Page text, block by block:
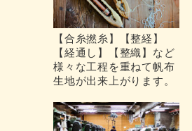
【合糸撚糸】【整経】
【経通し】【整織】など
様々な工程を重ねて帆布
生地が出来上がります。